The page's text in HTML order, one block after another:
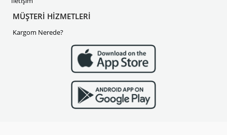
MÜŞTERİ HİZMETLERİ
Kargom Nerede?